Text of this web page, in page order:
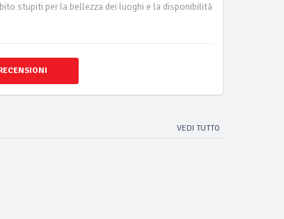
stupiti per la bellezza dei luoghi e la disponibilità
VEDI TUTTO